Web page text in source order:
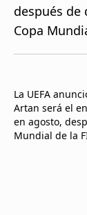
después
Copa
La UEFA
Artan será el
en agosto,
Mundial de la